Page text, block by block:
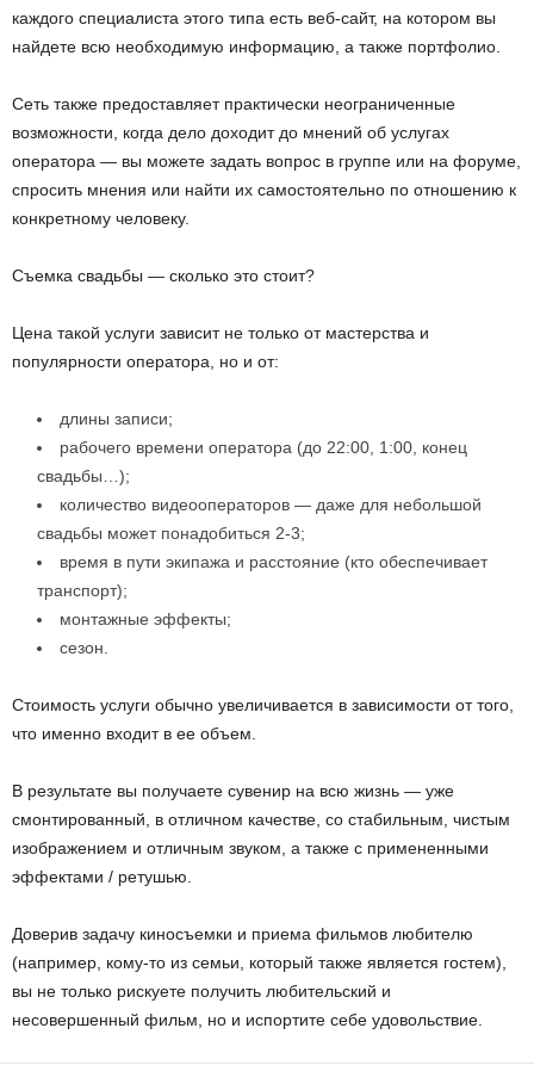
каждого специалиста этого типа есть веб-сайт, на котором вы
найдете всю необходимую информацию, а также портфолио.
Сеть также предоставляет практически неограниченные
возможности, когда дело доходит до мнений об услугах
оператора — вы можете задать вопрос в группе или на форуме,
спросить мнения или найти их самостоятельно по отношению к
конкретному человеку.
Съемка свадьбы — сколько это стоит?
Цена такой услуги зависит не только от мастерства и
популярности оператора, но и от:
длины записи;
рабочего времени оператора (до 22:00, 1:00, конец
свадьбы…);
количество видеооператоров — даже для небольшой
свадьбы может понадобиться 2-3;
время в пути экипажа и расстояние (кто обеспечивает
транспорт);
монтажные эффекты;
сезон.
Стоимость услуги обычно увеличивается в зависимости от того,
что именно входит в ее объем.
В результате вы получаете сувенир на всю жизнь — уже
смонтированный, в отличном качестве, со стабильным, чистым
изображением и отличным звуком, а также с примененными
эффектами / ретушью.
Доверив задачу киносъемки и приема фильмов любителю
(например, кому-то из семьи, который также является гостем),
вы не только рискуете получить любительский и
несовершенный фильм, но и испортите себе удовольствие.